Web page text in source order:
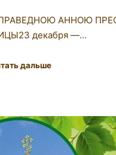
ПРАВЕДНОЮ АННОЮ
декабря —…
дальше